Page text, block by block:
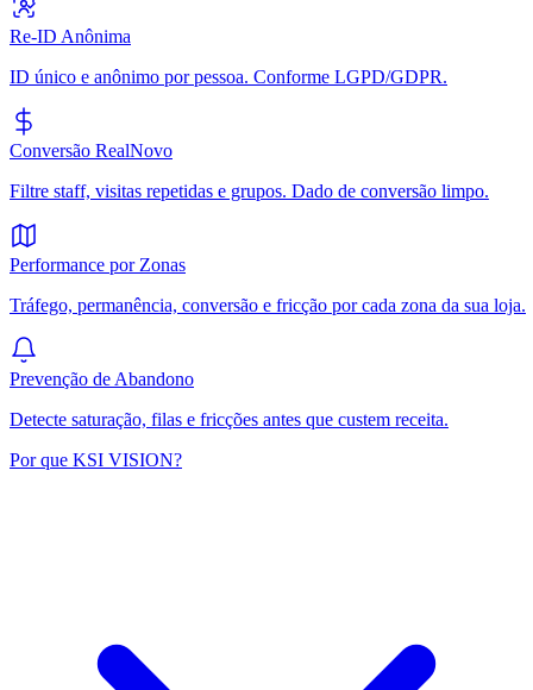
Re-ID Anônima
ID único e anônimo por pessoa. Conforme LGPD/GDPR.
Conversão RealNovo
Filtre staff, visitas repetidas e grupos. Dado de conversão limpo.
Performance por Zonas
Tráfego, permanência, conversão e fricção por cada zona da sua loja.
Prevenção de Abandono
Detecte saturação, filas e fricções antes que custem receita.
Por que KSI VISION?